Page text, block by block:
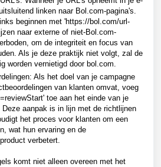
linken naar Bol.com-pagina's.
beginnen met 'https://bol.com/url-
naar externe of niet-Bol.com-
om de integriteit en focus van
Als je deze praktijk niet volgt, zal de
worden vernietigd door bol.com.
Als het doel van je campagne
van klanten omvat, voeg
toe aan het einde van je
aanpak is in lijn met de richtlijnen
het proces voor klanten om een
wat hun ervaring en de
verbetert.
komt niet alleen overeen met het